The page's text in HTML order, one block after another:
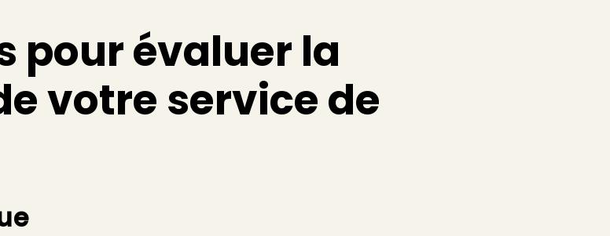
pour évaluer la
votre service de